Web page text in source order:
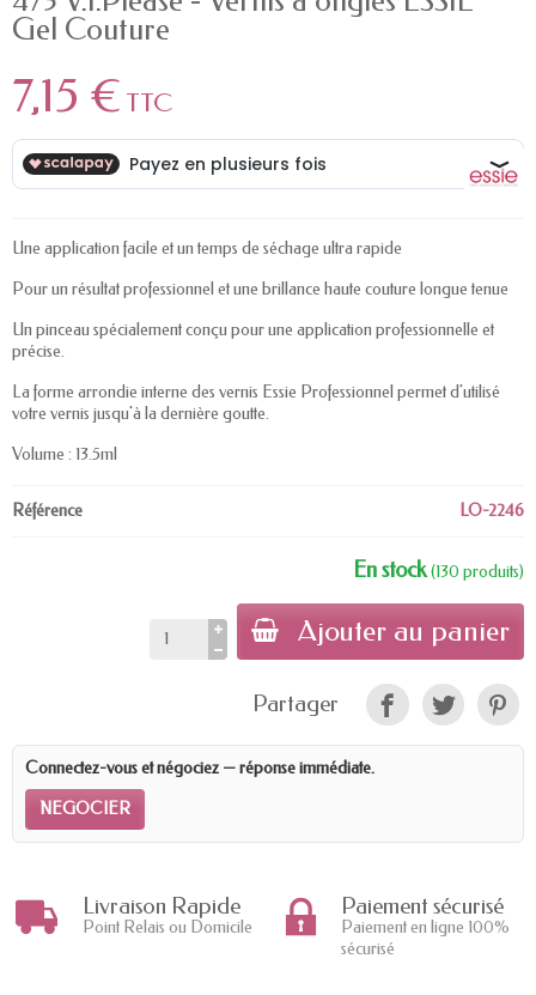
Gel Couture
7,15 € TTC
Une application facile et un temps de séchage ultra rapide
Pour un résultat professionnel et une brillance haute couture longue tenue
Un pinceau spécialement conçu pour une application professionnelle et
précise.
La forme arrondie interne des vernis Essie Professionnel permet d'utilisé
votre vernis jusqu'à la dernière goutte.
Volume : 13.5ml
Référence LO-2246
En stock(130 produits)
Ajouter au panier
Partager
Connectez-vous et négociez — réponse immédiate.
NEGOCIER
Livraison Rapide
Point Relais ou Domicile
Paiement sécurisé
Paiement en ligne 100%
sécurisé